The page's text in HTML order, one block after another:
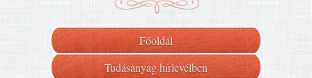
Főoldal
Tudásanyag hírlevélben